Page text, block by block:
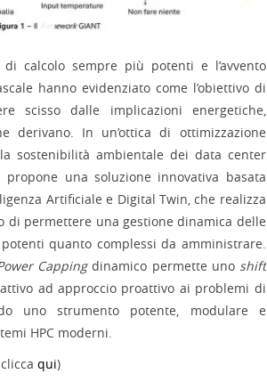
calcolo sempre più potenti e l’avvento
hanno evidenziato come l’obiettivo di
scisso dalle implicazioni energetiche,
derivano. In un’ottica di ottimizzazione
sostenibilità ambientale dei data center
una soluzione innovativa basata
Artificiale e Digital Twin, che realizza
di permettere una gestione dinamica delle
quanto complessi da amministrare.
Cappingdinamico permette uno shift
ad approccio proattivo ai problemi di
uno strumento potente, modulare e
HPC moderni.
qui)